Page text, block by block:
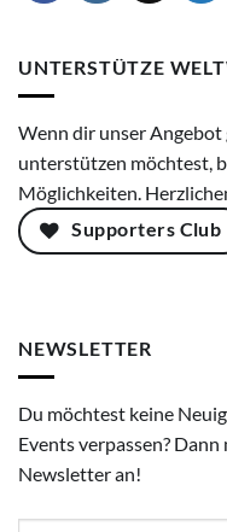
UNTERSTÜTZE
Wenn dir unser
unterstützen möchtest,
Möglichkeiten.
Supporters Club
NEWSLETTER
Du möchtest keine
Events verpassen?
Newsletter an!